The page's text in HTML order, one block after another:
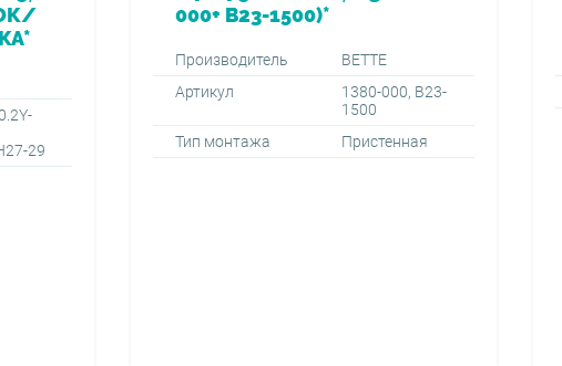
29
000+ B23-1500)*
Производитель
BETTE
Артикул
1380-000, B23-
1500
Тип монтажа
Пристенная